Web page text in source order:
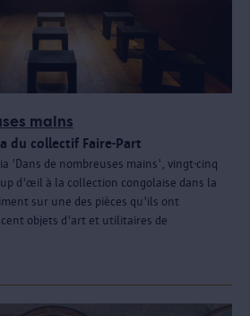
mains
du collectif Faire-Part
'Dans de nombreuses mains', vingt-cinq
d'œil à la collection congolaise dans la
sur une des pièces qu'ils ont
objets d'art et utilitaires de